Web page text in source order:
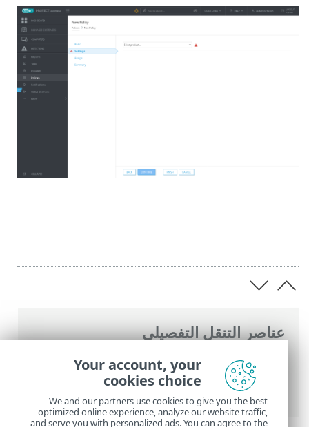
عناصر التنقل التفصيلي
تعليمات ESET عبر الإنترنت >
ESET PROTECT
On-Prem
> ابدأ الآن
PROTECT
Your account, your
cookies choice
We and our partners use cookies to give you the best
optimized online experience, analyze our website traffic,
and serve you with personalized ads. You can agree to the